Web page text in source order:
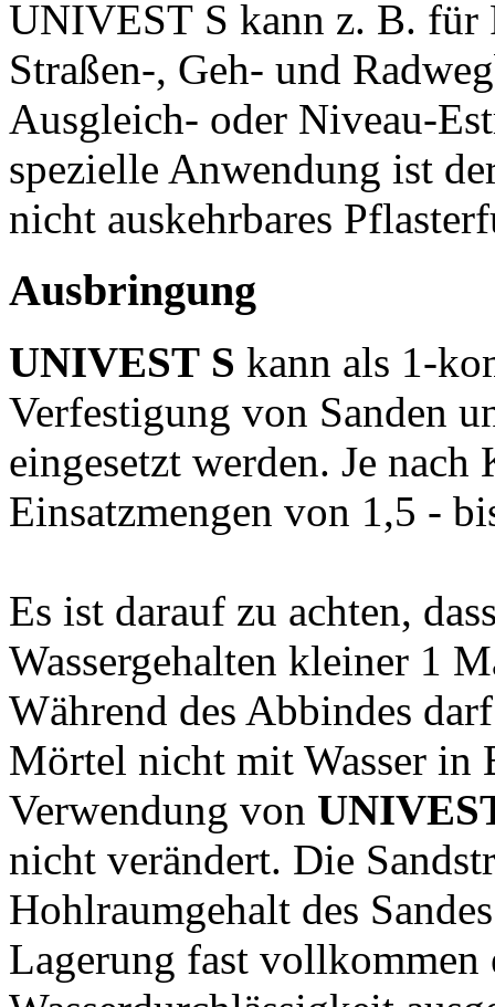
UNIVEST S kann z. B. für
Straßen-, Geh- und
Ausgleich- oder Niveau-
spezielle Anwendung ist
nicht auskehrbares
Ausbringung
UNIVEST S kann als 1-
Verfestigung von Sanden
eingesetzt werden. Je
Einsatzmengen von 1,5 -
Es ist darauf zu achten,
Wassergehalten kleiner 1
Während des Abbindes
Mörtel nicht mit Wasser in
Verwendung von
nicht verändert. Die
Hohlraumgehalt des
Lagerung fast